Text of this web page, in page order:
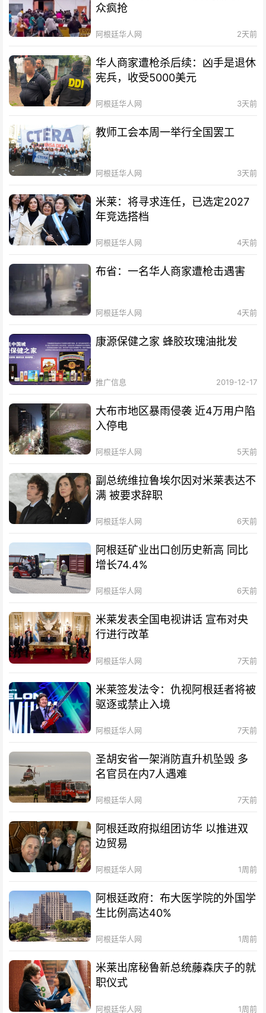
众疯抢
阿根廷华人网 2天前
华人商家遭枪杀后续：凶手是退休
宪兵，收受5000美元
阿根廷华人网 3天前
教师工会本周一举行全国罢工
阿根廷华人网 3天前
米莱：将寻求连任，已选定2027
年竞选搭档
阿根廷华人网 4天前
布省：一名华人商家遭枪击遇害
阿根廷华人网 4天前
康源保健之家 蜂胶玫瑰油批发
推广信息 2019-12-17
大布市地区暴雨侵袭 近4万用户陷
入停电
阿根廷华人网 5天前
副总统维拉鲁埃尔因对米莱表达不
满 被要求辞职
阿根廷华人网 6天前
阿根廷矿业出口创历史新高 同比
增长74.4%
阿根廷华人网 6天前
米莱发表全国电视讲话 宣布对央
行进行改革
阿根廷华人网 7天前
米莱签发法令：仇视阿根廷者将被
驱逐或禁止入境
阿根廷华人网 7天前
圣胡安省一架消防直升机坠毁 多
名官员在内7人遇难
阿根廷华人网 7天前
阿根廷政府拟组团访华 以推进双
边贸易
阿根廷华人网 1周前
阿根廷政府：布大医学院的外国学
生比例高达40%
阿根廷华人网 1周前
米莱出席秘鲁新总统藤森庆子的就
职仪式
阿根廷华人网 1周前